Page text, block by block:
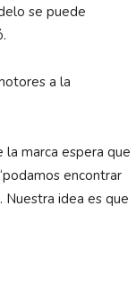
se puede
a la
marca espera que
encontrar
Nuestra idea es que